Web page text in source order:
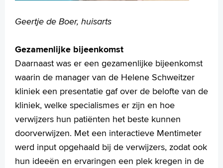
Geertje de Boer, huisarts
Gezamenlijke bijeenkomst
Daarnaast was er een gezamenlijke bijeenkomst
waarin de manager van de Helene Schweitzer
kliniek een presentatie gaf over de belofte van de
kliniek, welke specialismes er zijn en hoe
verwijzers hun patiënten het beste kunnen
doorverwijzen. Met een interactieve Mentimeter
werd input opgehaald bij de verwijzers, zodat ook
hun ideeën en ervaringen een plek kregen in de